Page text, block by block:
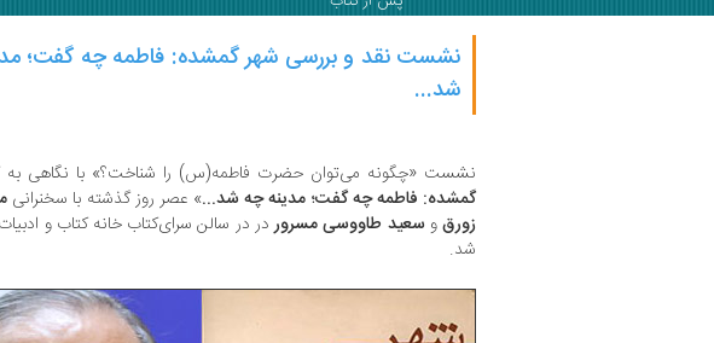
نشست نقد و بررسی شهر گمشده: فاطمه چه گفت؛
شد...
نشست «چگونه می‌توان حضرت فاطمه(س) را شناخت؟» با نگاهی به
گمشده: فاطمه چه گفت؛ مدینه چه شد...» عصر روز گذشته با سخنرانی
زورقو سعید طاووسی مسروردر در سالن سرای‌کتاب خانه کتاب و ادبیات
شد.